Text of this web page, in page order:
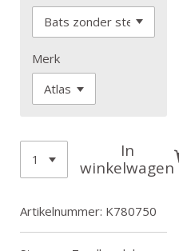
Merk
In
winkelwagen
Artikelnummer: K780750